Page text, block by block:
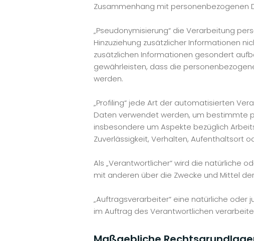
Zusammenhang mit personenbezogenen
„Pseudonymisierung“ die Verarbeitung
Hinzuziehung zusätzlicher Informationen
zusätzlichen Informationen gesondert
gewährleisten, dass die
werden.
„Profiling“ jede Art der automatisierten
Daten verwendet werden, um bestimmte
insbesondere um Aspekte bezüglich
Zuverlässigkeit, Verhalten, Aufenthaltsort
Als „Verantwortlicher“ wird die natürliche
mit anderen über die Zwecke und Mittel
„Auftragsverarbeiter“ eine natürliche oder
im Auftrag des Verantwortlichen